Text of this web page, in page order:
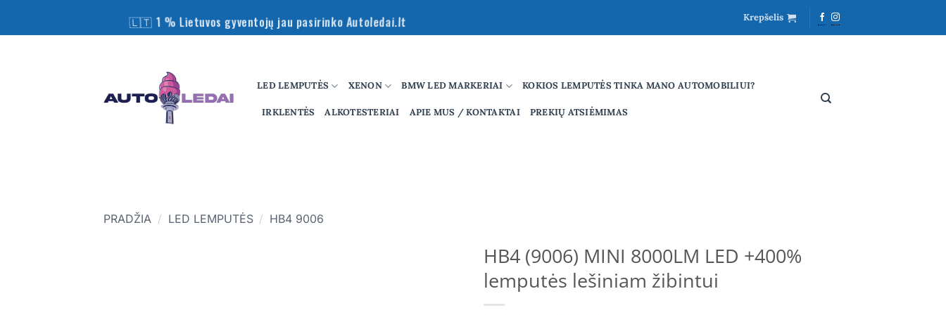
🇱🇹 1 % Lietuvos gyventojų jau pasirinko Autoledai.lt Krepšelis
LED LEMPUTĖS XENON BMW LED MARKERIAI KOKIOS LEMPUTĖS TINKA MANO AUTOMOBILIUI?
IRKLENTĖS ALKOTESTERIAI APIE MUS / KONTAKTAI PREKIŲ ATSIĖMIMAS
PRADŽIA / LED LEMPUTĖS / HB4 9006
HB4 (9006) MINI 8000LM LED +400%
lemputės lešiniam žibintui